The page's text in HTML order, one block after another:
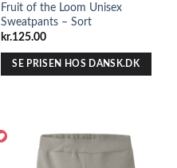
Fruit of the Loom Unisex
Sweatpants – Sort
kr.125.00
SE PRISEN HOS DANSK.DK